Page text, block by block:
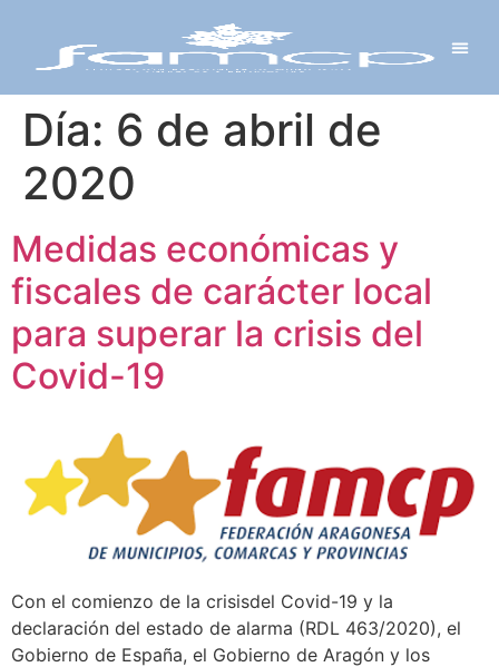
Día: 6 de abril de
2020
Medidas económicas y
fiscales de carácter local
para superar la crisis del
Covid-19
Con el comienzo de la crisisdel Covid-19 y la
declaración del estado de alarma (RDL 463/2020), el
Gobierno de España, el Gobierno de Aragón y los